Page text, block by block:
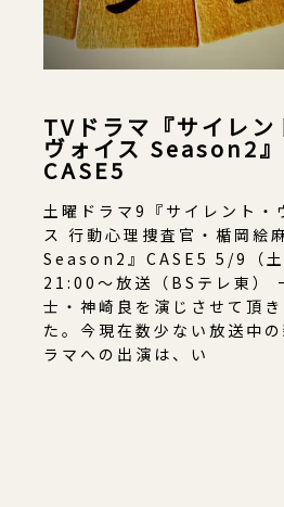
TVドラマ『サイレン
ヴォイス Season2』
CASE5
土曜ドラマ9『サイレント・
ス 行動心理捜査官・楯岡絵
Season2』CASE5 5/9（土
21:00～放送（BSテレ東）
士・神崎良を演じさせて頂き
た。今現在数少ない放送中
ラマへの出演は、い